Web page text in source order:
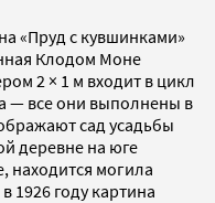
«Пруд с кувшинками»
Клодом Моне
2 × 1 м входит в цикл
— все они выполнены в
сад усадьбы
деревне на юге
могила
1926 году картина